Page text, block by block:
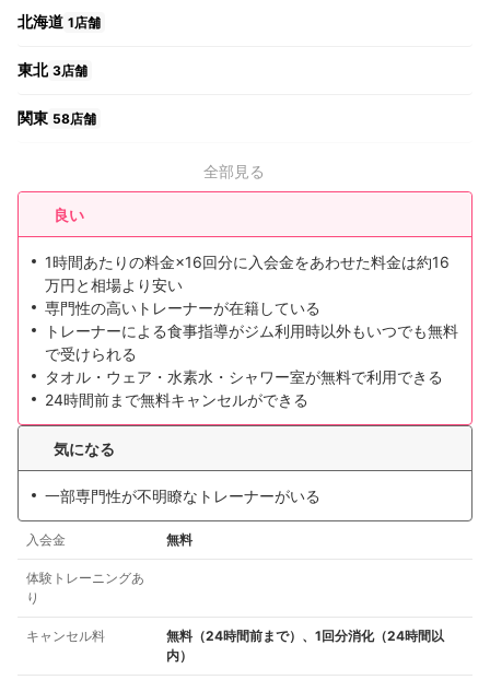
北海道 1店舗
東北 3店舗
関東 58店舗
12店舗
中国・四国 3店舗
九州・沖縄 6店舗
全部見る
良い
1時間あたりの料金×16回分に入会金をあわせた料金は約16
万円と相場より安い
専門性の高いトレーナーが在籍している
トレーナーによる食事指導がジム利用時以外もいつでも無料
で受けられる
タオル・ウェア・水素水・シャワー室が無料で利用できる
24時間前まで無料キャンセルができる
気になる
一部専門性が不明瞭なトレーナーがいる
入会金 無料
体験トレーニングあ
り
キャンセル料
無料（24時間前まで）、1回分消化（24時間以
内）